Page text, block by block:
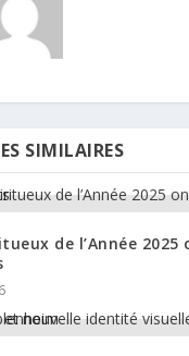
SIMILAIRES
de l’Année